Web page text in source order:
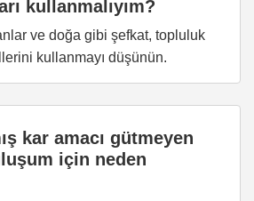
kullanmalıyım?
ve doğa gibi şefkat, topluluk
kullanmayı düşünün.
kar amacı gütmeyen
için neden